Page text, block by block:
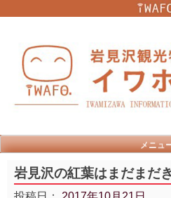
メニュ
岩見沢の紅葉はまだまだ